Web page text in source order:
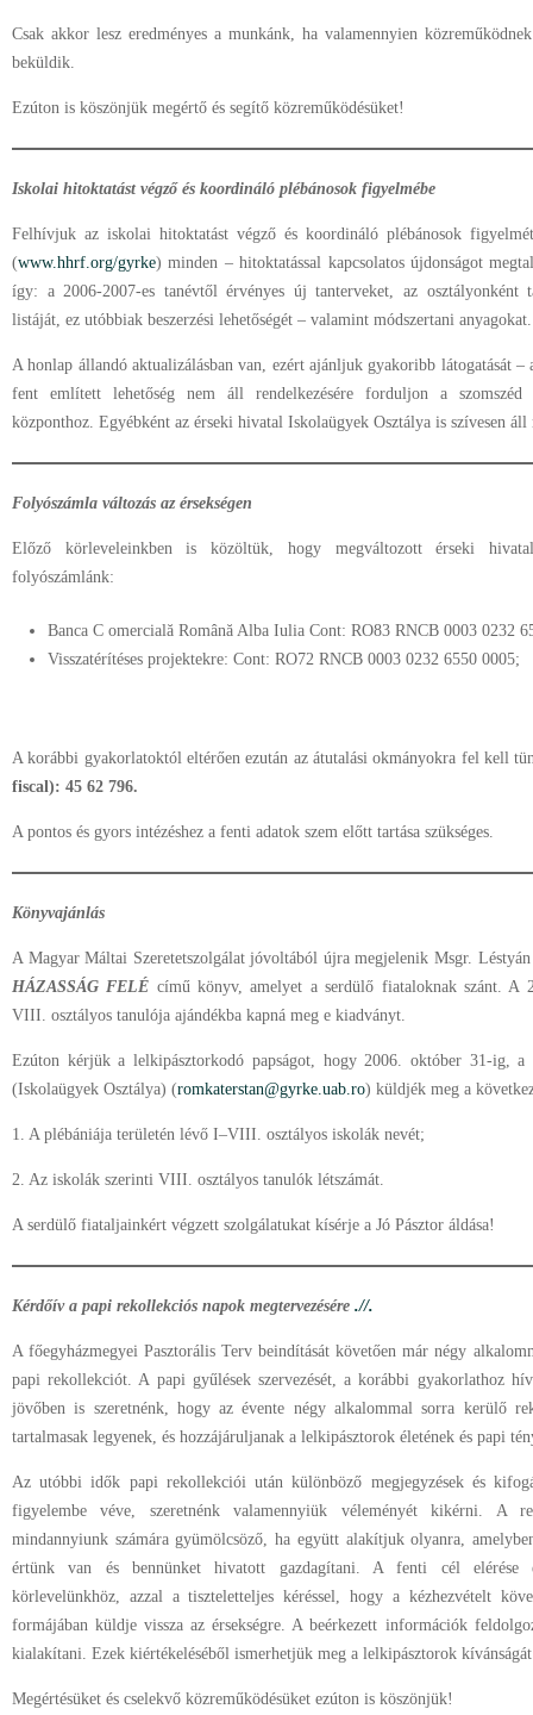
Csak akkor lesz eredményes a munkánk, ha valamennyien
beküldik.
Ezúton is köszönjük megértő és segítő közreműködésüket!
Iskolai hitoktatást végző és koordináló plébánosok figyelmébe
Felhívjuk az iskolai hitoktatást végző és koordináló plébánosok
(www.hhrf.org/gyrke) minden – hitoktatással kapcsolatos újdonságot
így: a 2006-2007-es tanévtől érvényes új tanterveket, az osztályonként
listáját, ez utóbbiak beszerzési lehetőségét – valamint módszertani anyagokat.
A honlap állandó aktualizálásban van, ezért ajánljuk gyakoribb látogatását
fent említett lehetőség nem áll rendelkezésére forduljon a szomszéd
központhoz. Egyébként az érseki hivatal Iskolaügyek Osztálya is szívesen áll
Folyószámla változás az érsekségen
Előző körleveleinkben is közöltük, hogy megváltozott érseki
folyószámlánk:
Banca C omercială Română Alba Iulia Cont: RO83 RNCB 0003 0232
Visszatérítéses projektekre: Cont: RO72 RNCB 0003 0232 6550 0005;
A korábbi gyakorlatoktól eltérően ezután az átutalási okmányokra fel kell
fiscal): 45 62 796.
A pontos és gyors intézéshez a fenti adatok szem előtt tartása szükséges.
Könyvajánlás
A Magyar Máltai Szeretetszolgálat jóvoltából újra megjelenik Msgr. Léstyán
HÁZASSÁG FELÉ című könyv, amelyet a serdülő fiataloknak szánt. A
VIII. osztályos tanulója ajándékba kapná meg e kiadványt.
Ezúton kérjük a lelkipásztorkodó papságot, hogy 2006. október 31-ig, a
(Iskolaügyek Osztálya) (romkaterstan@gyrke.uab.ro) küldjék meg a
1. A plébániája területén lévő I–VIII. osztályos iskolák nevét;
2. Az iskolák szerinti VIII. osztályos tanulók létszámát.
A serdülő fiataljainkért végzett szolgálatukat kísérje a Jó Pásztor áldása!
Kérdőív a papi rekollekciós napok megtervezésére .//.
A főegyházmegyei Pasztorális Terv beindítását követően már négy
papi rekollekciót. A papi gyűlések szervezését, a korábbi gyakorlathoz
jövőben is szeretnénk, hogy az évente négy alkalommal sorra kerülő
tartalmasak legyenek, és hozzájáruljanak a lelkipásztorok életének és papi
Az utóbbi idők papi rekollekciói után különböző megjegyzések és
figyelembe véve, szeretnénk valamennyiük véleményét kikérni. A
mindannyiunk számára gyümölcsöző, ha együtt alakítjuk olyanra,
értünk van és bennünket hivatott gazdagítani. A fenti cél elérése
körlevelünkhöz, azzal a tiszteletteljes kéréssel, hogy a kézhezvételt
formájában küldje vissza az érsekségre. A beérkezett információk
kialakítani. Ezek kiértékeléséből ismerhetjük meg a lelkipásztorok
Megértésüket és cselekvő közreműködésüket ezúton is köszönjük!